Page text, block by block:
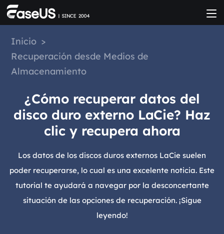
Inicio >
Recuperación desde Medios de
Almacenamiento
¿Cómo recuperar datos del
disco duro externo LaCie? Haz
clic y recupera ahora
Los datos de los discos duros externos LaCie suelen
poder recuperarse, lo cual es una excelente noticia. Este
tutorial te ayudará a navegar por la desconcertante
situación de las opciones de recuperación. ¡Sigue
leyendo!